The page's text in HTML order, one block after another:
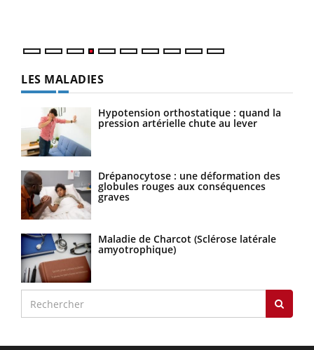
LES MALADIES
Hypotension orthostatique : quand la
pression artérielle chute au lever
Drépanocytose : une déformation des
globules rouges aux conséquences
graves
Maladie de Charcot (Sclérose latérale
amyotrophique)